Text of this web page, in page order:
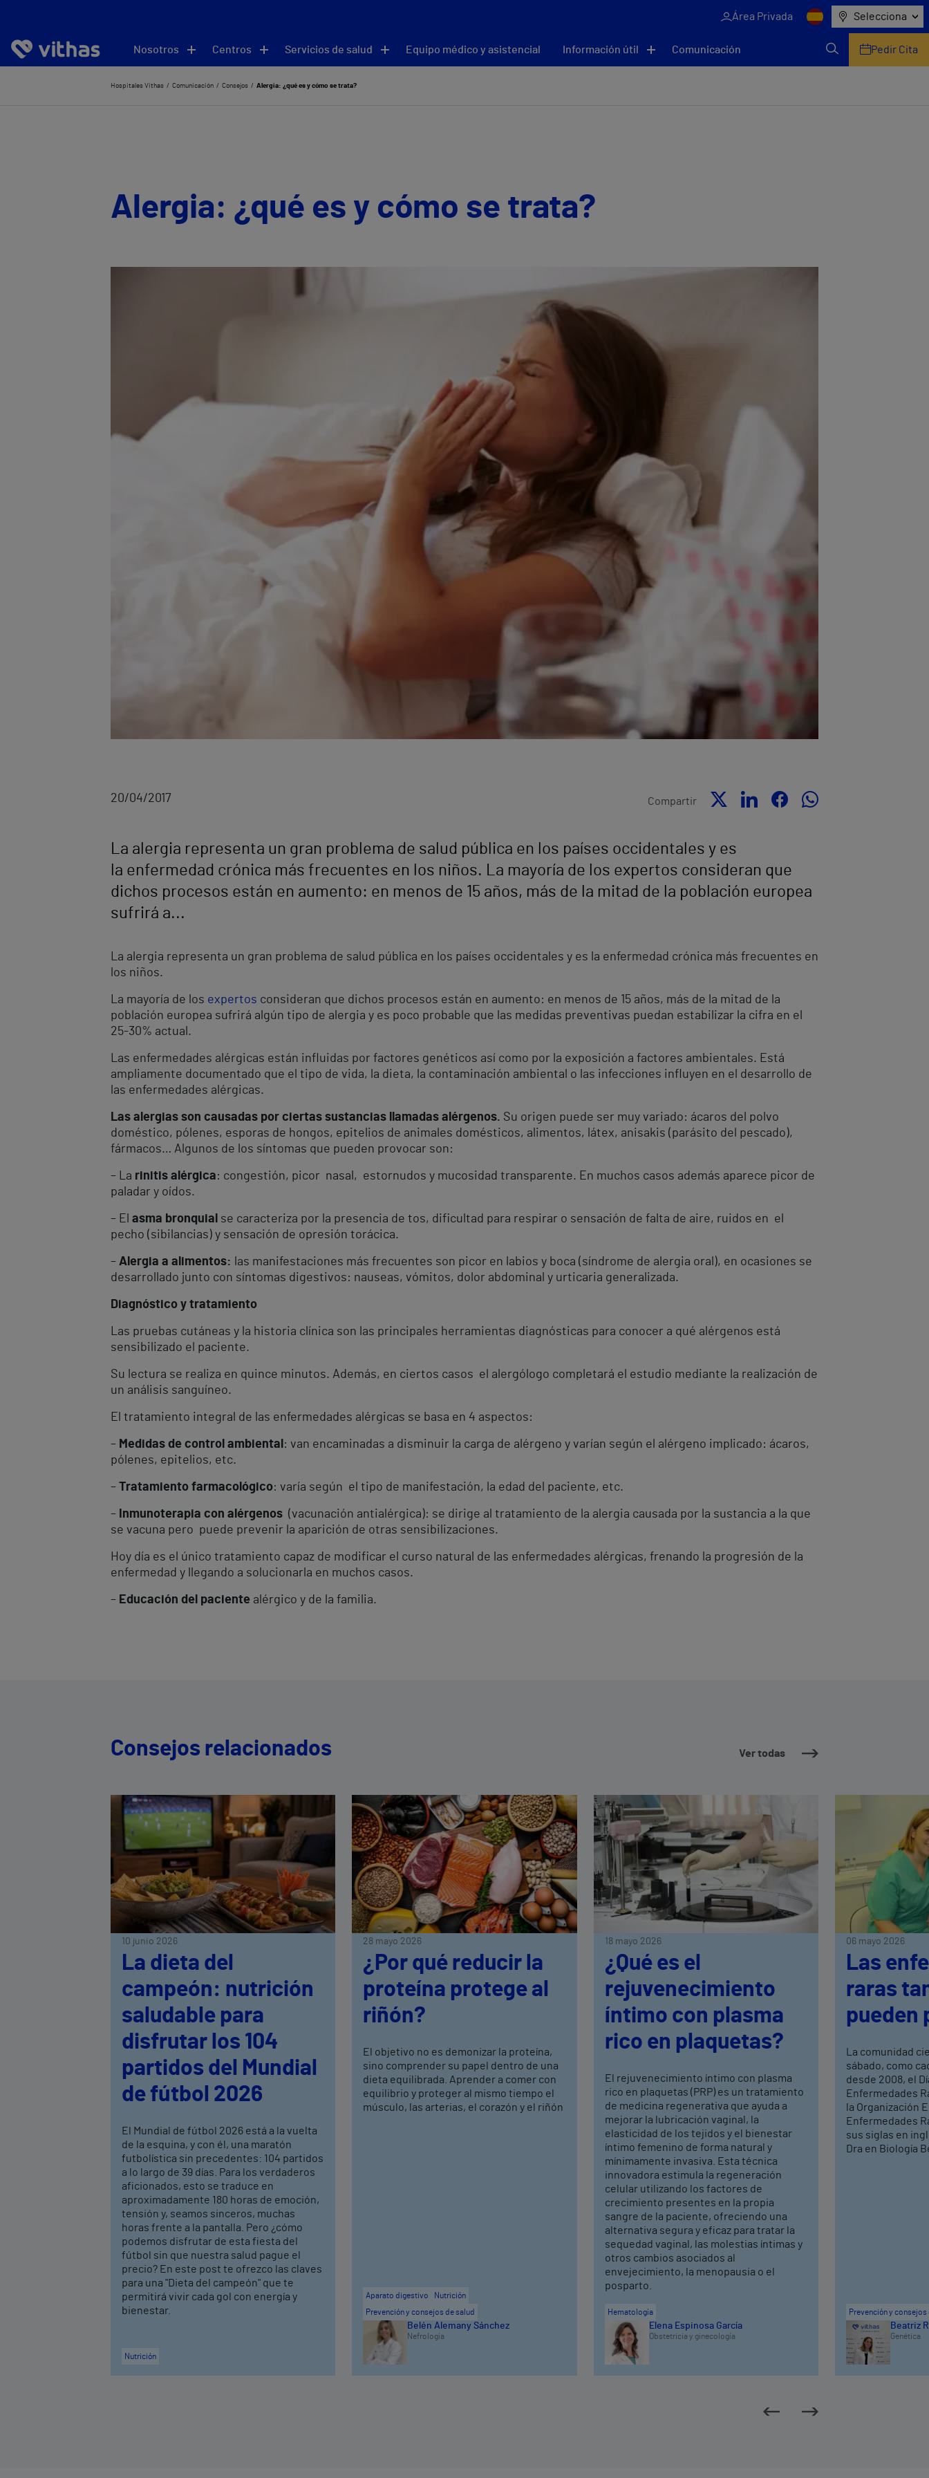
Área Privada Selecciona
Nosotros Centros Servicios de salud Equipo médico y asistencial Información útil Comunicación Pedir Cita
Hospitales Vithas Comunicación Consejos Alergia: ¿qué es y cómo se trata?
Alergia: ¿qué es y cómo se trata?
20/04/2017 Compartir
La alergia representa un gran problema de salud pública en los países occidentales y es
la enfermedad crónica más frecuentes en los niños. La mayoría de los expertos consideran que
dichos procesos están en aumento: en menos de 15 años, más de la mitad de la población europea
sufrirá a...
La alergia representa un gran problema de salud pública en los países occidentales y es la enfermedad crónica más frecuentes en
los niños.
La mayoría de los expertos consideran que dichos procesos están en aumento: en menos de 15 años, más de la mitad de la
población europea sufrirá algún tipo de alergia y es poco probable que las medidas preventivas puedan estabilizar la cifra en el
25-30% actual.
Las enfermedades alérgicas están influidas por factores genéticos así como por la exposición a factores ambientales. Está
ampliamente documentado que el tipo de vida, la dieta, la contaminación ambiental o las infecciones influyen en el desarrollo de
las enfermedades alérgicas.
Las alergias son causadas por ciertas sustancias llamadas alérgenos. Su origen puede ser muy variado: ácaros del polvo
doméstico, pólenes, esporas de hongos, epitelios de animales domésticos, alimentos, látex, anisakis (parásito del pescado),
fármacos… Algunos de los síntomas que pueden provocar son:
– La rinitis alérgica: congestión, picor nasal, estornudos y mucosidad transparente. En muchos casos además aparece picor de
paladar y oídos.
– El asma bronquial se caracteriza por la presencia de tos, dificultad para respirar o sensación de falta de aire, ruidos en el
pecho (sibilancias) y sensación de opresión torácica.
– Alergia a alimentos:
las manifestaciones más frecuentes son picor en labios y boca (síndrome de alergia oral), en ocasiones se
desarrollado junto con síntomas digestivos: nauseas, vómitos, dolor abdominal y urticaria generalizada.
Diagnóstico y tratamiento
Las pruebas cutáneas y la historia clínica son las principales herramientas diagnósticas para conocer a qué alérgenos está
sensibilizado el paciente.
Su lectura se realiza en quince minutos. Además, en ciertos casos el alergólogo completará el estudio mediante la realización de
un análisis sanguíneo.
El tratamiento integral de las enfermedades alérgicas se basa en 4 aspectos:
– Medidas de control ambiental : van encaminadas a disminuir la carga de alérgeno y varían según el alérgeno implicado: ácaros,
pólenes, epitelios, etc.
– Tratamiento farmacológico: varía según el tipo de manifestación, la edad del paciente, etc.
– Inmunoterapia con alérgenos (vacunación antialérgica): se dirige al tratamiento de la alergia causada por la sustancia a la que
se vacuna pero puede prevenir la aparición de otras sensibilizaciones.
Hoy día es el único tratamiento capaz de modificar el curso natural de las enfermedades alérgicas, frenando la progresión de la
enfermedad y llegando a solucionarla en muchos casos.
– Educación del paciente alérgico y de la familia.
Consejos relacionados Ver todas
10 junio 2026
La dieta del
campeón: nutrición
saludable para
disfrutar los 104
partidos del Mundial
de fútbol 2026
El Mundial de fútbol 2026 está a la vuelta
de la esquina, y con él, una maratón
futbolística sin precedentes: 104 partidos
a lo largo de 39 días. Para los verdaderos
aficionados, esto se traduce en
aproximadamente 180 horas de emoción,
tensión y, seamos sinceros, muchas
horas frente a la pantalla. Pero ¿cómo
podemos disfrutar de esta fiesta del
fútbol sin que nuestra salud pague el
precio? En este post te ofrezco las claves
para una "Dieta del campeón" que te
permitirá vivir cada gol con energía y
bienestar.
Nutrición
28 mayo 2026
¿Por qué reducir la
proteína protege al
riñón?
El objetivo no es demonizar la proteína,
sino comprender su papel dentro de una
dieta equilibrada. Aprender a comer con
equilibrio y proteger al mismo tiempo el
músculo, las arterias, el corazón y el riñón
Aparato digestivo
Nutrición
Prevención y consejos de salud
Belén Alemany Sánchez
Nefrología
18 mayo 2026
¿Qué es el
rejuvenecimiento
íntimo con plasma
rico en plaquetas?
El rejuvenecimiento íntimo con plasma
rico en plaquetas (PRP) es un tratamiento
de medicina regenerativa que ayuda a
mejorar la lubricación vaginal, la
elasticidad de los tejidos y el bienestar
íntimo femenino de forma natural y
mínimamente invasiva. Esta técnica
innovadora estimula la regeneración
celular utilizando los factores de
crecimiento presentes en la propia
sangre de la paciente, ofreciendo una
alternativa segura y eficaz para tratar la
sequedad vaginal, las molestias íntimas y
otros cambios asociados al
envejecimiento, la menopausia o el
posparto.
Hematología
Elena Espinosa García
Obstetricia y ginecología
06 mayo 2026
Las
raras
pueden
La comunidad
sábado, como
desde 2008, el
Enfermedades
la Organización
Enfermedades
sus siglas en
Dra en Biología
Prevención y consejos
Beatriz
Genética